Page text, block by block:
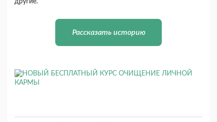
другие.
Рассказать историю